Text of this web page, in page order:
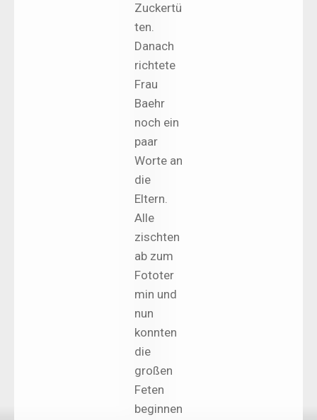
Zuckertü
ten.
Danach
richtete
Frau
Baehr
noch ein
paar
Worte an
die
Eltern.
Alle
zischten
ab zum
Fototer
min und
nun
konnten
die
großen
Feten
beginnen